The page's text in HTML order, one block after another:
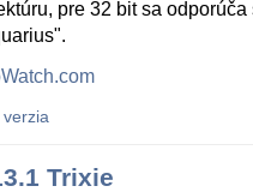
pre 32 bit sa odporúča
verzia
Trixie